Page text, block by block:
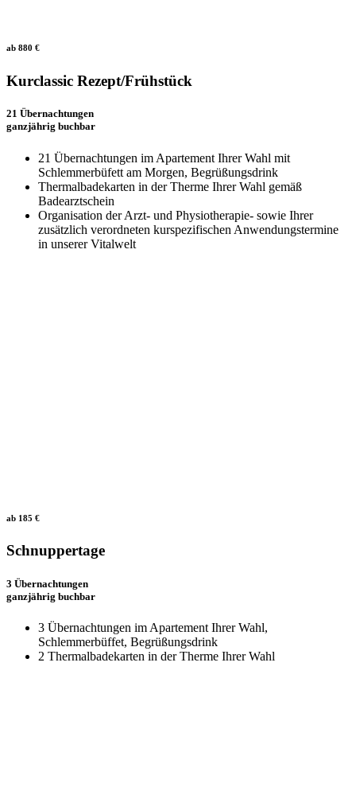
ab 880 €
Kurclassic Rezept/Frühstück
21 Übernachtungen
ganzjährig buchbar
21 Übernachtungen im Apartement Ihrer Wahl mit
Schlemmerbüfett am Morgen, Begrüßungsdrink
Thermalbadekarten in der Therme Ihrer Wahl gemäß
Badearztschein
Organisation der Arzt- und Physiotherapie- sowie Ihrer
zusätzlich verordneten kurspezifischen Anwendungstermine
in unserer Vitalwelt
ab 185 €
Schnuppertage
3 Übernachtungen
ganzjährig buchbar
3 Übernachtungen im Apartement Ihrer Wahl,
Schlemmerbüffet, Begrüßungsdrink
2 Thermalbadekarten in der Therme Ihrer Wahl